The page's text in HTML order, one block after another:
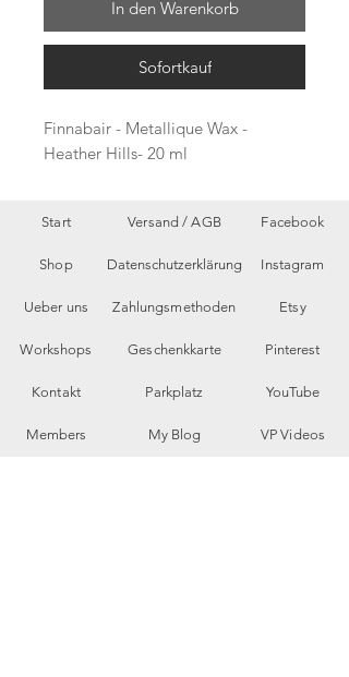
In den Warenkorb
Sofortkauf
Finnabair - Metallique Wax -
Heather Hills- 20 ml
Start
Shop
Ueber uns
Workshops
Kontakt
Members
Versand /AGB
Datenschutzerklärung
Zahlungsmethoden
Geschenkkarte
Parkplatz
My Blog
Facebook
Instagram
Etsy
Pinterest
YouTube
VP Videos